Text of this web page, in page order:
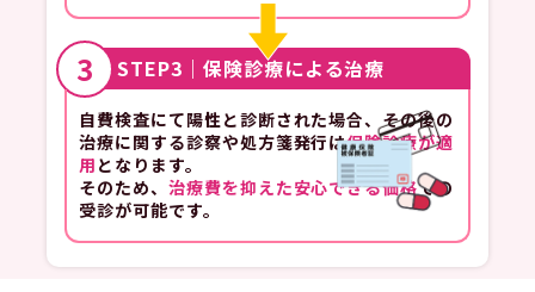
3 STEP3｜保険診療による治療
自費検査にて陽性と診断された場合、その後の
治療に関する診察や処方箋発行は保険診療が適
用 となります。
そのため、 治療費を抑えた安心できる価格での
受診が可能です。